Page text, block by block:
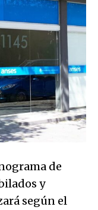
de
y
según el